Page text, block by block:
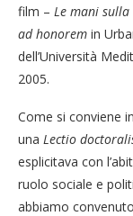
film – Le mani
ad honorem in
dell’Università
2005.
Come si conviene
una Lectio
esplicitava con
ruolo sociale e
abbiamo